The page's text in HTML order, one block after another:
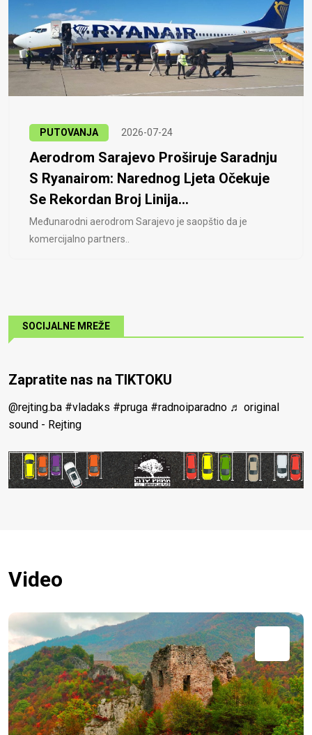
PUTOVANJA 2026-07-24
Aerodrom Sarajevo Proširuje Saradnju
S Ryanairom: Narednog Ljeta Očekuje
Se Rekordan Broj Linija...
Međunarodni aerodrom Sarajevo je saopštio da je
komercijalno partners..
SOCIJALNE MREŽE
Zapratite nas na TIKTOKU
@rejting.ba #vladaks #pruga #radnoiparadno ♬ original
sound - Rejting
Video